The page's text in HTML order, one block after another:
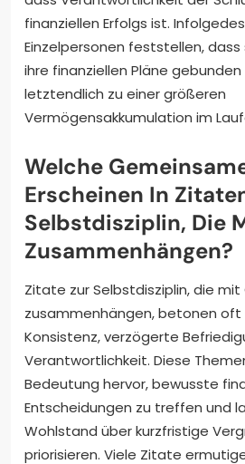
finanziellen Erfolgs ist.
Einzelpersonen feststellen, dass
ihre finanziellen Pläne gebunden
letztendlich zu einer größeren
Vermögensakkumulation im
Welche
Erscheinen In
Selbstdisziplin, Die
Zusammenhängen?
Zitate zur Selbstdisziplin, die mit
zusammenhängen, betonen oft
Konsistenz, verzögerte
Verantwortlichkeit. Diese
Bedeutung hervor, bewusste
Entscheidungen zu treffen und
Wohlstand über kurzfristige
priorisieren. Viele Zitate